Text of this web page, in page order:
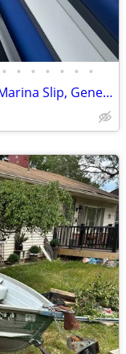
• • • • • • •
1993 Rinker Fiesta Vee 260 – Trailer, Marina Slip, Generator & Many Up